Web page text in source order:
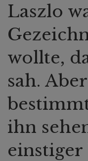
Laszlo
wollte,
sah.
ihn